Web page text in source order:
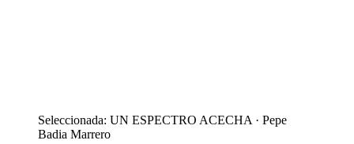
Seleccionada: UN ESPECTRO ACECHA · Pepe
Badia Marrero